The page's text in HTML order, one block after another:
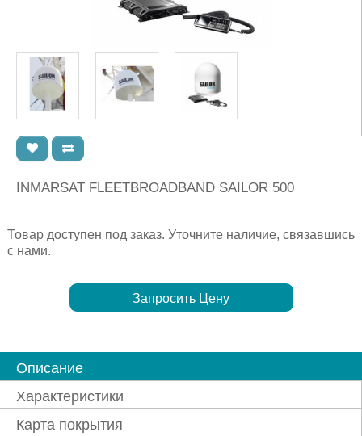
INMARSAT FLEETBROADBAND SAILOR 500
Товар доступен под заказ. Уточните наличие, связавшись
с нами.
Запросить Цену
Описание
Характеристики
Карта покрытия